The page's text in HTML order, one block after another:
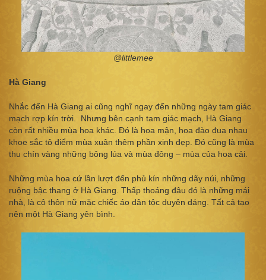
@littlemee​
Hà Giang
Nhắc đến Hà Giang ai cũng nghĩ ngay đến những ngày tam giác
mạch rợp kín trời. Nhưng bên cạnh tam giác mạch, Hà Giang
còn rất nhiều mùa hoa khác. Đó là hoa mận, hoa đào đua nhau
khoe sắc tô điểm mùa xuân thêm phần xinh đẹp. Đó cũng là mùa
thu chín vàng những bông lúa và mùa đông – mùa của hoa cải.
Những mùa hoa cứ lần lượt đến phủ kín những dãy núi, những
ruộng bậc thang ở Hà Giang. Thấp thoáng đâu đó là những mái
nhà, là cô thôn nữ mặc chiếc áo dân tộc duyên dáng. Tất cả tạo
nên một Hà Giang yên bình.